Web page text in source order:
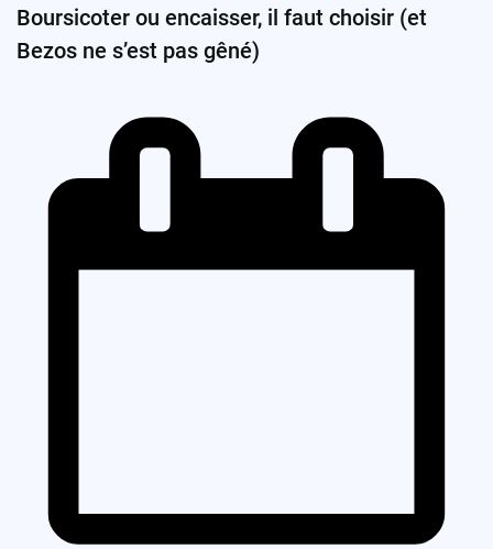
Boursicoter ou encaisser, il faut choisir (et
Bezos ne s’est pas gêné)